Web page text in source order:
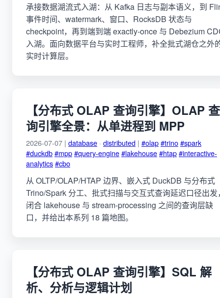
承接数据湖流式入湖：从 Kafka 日志与副本语义，到
事件时间、watermark、窗口、RocksDB 状态与
checkpoint，再到端到端 exactly-once 与 Debezium
入湖。面向数据平台与实时工程师，补全批式湖仓之外
实时计算层。
【分布式 OLAP 查询引擎】OLAP 查
询引擎全景：从单进程到 MPP
2026-07-07 | database · distributed | #olap#trino#spark
#duckdb#mpp#query-engine#lakehouse#htap#interactive-
analytics#cbo
从 OLTP/OLAP/HTAP 边界、嵌入式 DuckDB 与分布式
Trino/Spark 分工、批式扫描与交互式查询延迟口径出发
闭合 lakehouse 与 stream-processing 之间的查询层缺
口，并给出本系列 18 篇地图。
【分布式 OLAP 查询引擎】SQL 解
析、分析与逻辑计划